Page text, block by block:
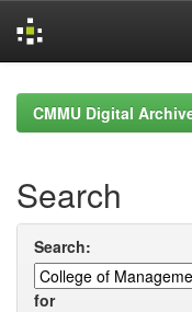
navigationCMMU Digital
Search
Search:
for